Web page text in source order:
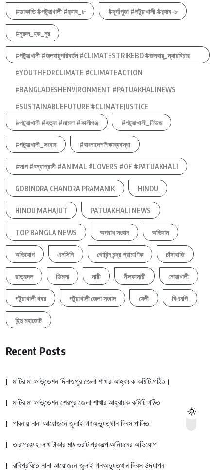
#ডাকাতি #পটুয়াখালী #র‍্যাব_৮
#দূর্গাপুজা #পটুয়াখালী #র‍্যাব-৮
#নুরুল_হক_নুর
#পটুয়াখালী #জলবায়ুপরিবর্তন #CLIMATESTRIKEBD #জলবায়ু_ন্যায়বিচার
#YOUTHFORCLIMATE #CLIMATEACTION
#BANGLADESHENVIRONMENT #PATUAKHALINEWS
#SUSTAINABLEFUTURE #CLIMATEJUSTICE
#পটুয়াখালী #হত্যা #মামলা #কালীগঞ্জ
#পটুয়াখালী_নিউজ
#পটুয়াখালী_সংবাদ #বাংলাদেশশিক্ষাব্যবস্থা
#সাপ #বন্যাপ্রানী #ANIMAL #LOVERS #OF #PATUAKHALI
GOBINDRA CHANDRA PRAMANIK HINDU
HINDU MAHAJUT PATUAKHALI NEWS
TOP BANGLA NEWS অপরাধ সংবাদ অভিযান
অভিযোগ এনসিপি গোবিন্দ চন্দ্র প্রামাণিক চাঁদাবাজি
ছাত্রদল ডিমলা নারী নীলফামারী নোয়াখালী
পটুয়াখালী খবর পটুয়াখালী জেলা সংবাদ ফেনী বিএনপি
হিন্দু মহাজোট
Recent Posts
মাটির মা ফাউন্ডেশন দিনাজপুর জেলা শাখার আহ্বায়ক কমিটি গঠিত।
মাটির মা ফাউন্ডেশন শেরপুর জেলা শাখার আহ্বায়ক কমিটি গঠিত
পাবনায় নানা আয়োজনে জুলাই গণঅভ্যুত্থান দিবস পালিত
তারাগঞ্জে ২ লাখ টাকার মাঠ ভরাট প্রকল্পে অনিয়মের অভিযোগ
রাবিপ্রবিতে নানা আয়োজনে জুলাই গনঅভ্যুত্থান দিবস উদযাপন